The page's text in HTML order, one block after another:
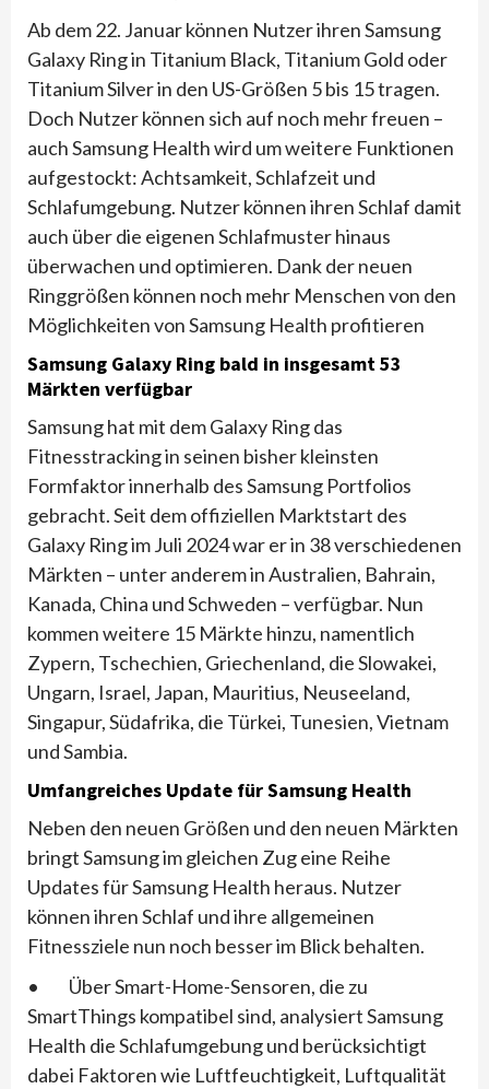
Ab dem 22. Januar können Nutzer ihren Samsung
Galaxy Ring in Titanium Black, Titanium Gold oder
Titanium Silver in den US-Größen 5 bis 15 tragen.
Doch Nutzer können sich auf noch mehr freuen –
auch Samsung Health wird um weitere Funktionen
aufgestockt: Achtsamkeit, Schlafzeit und
Schlafumgebung. Nutzer können ihren Schlaf damit
auch über die eigenen Schlafmuster hinaus
überwachen und optimieren. Dank der neuen
Ringgrößen können noch mehr Menschen von den
Möglichkeiten von Samsung Health profitieren
Samsung Galaxy Ring bald in insgesamt 53
Märkten verfügbar
Samsung hat mit dem Galaxy Ring das
Fitnesstracking in seinen bisher kleinsten
Formfaktor innerhalb des Samsung Portfolios
gebracht. Seit dem offiziellen Marktstart des
Galaxy Ring im Juli 2024 war er in 38 verschiedenen
Märkten – unter anderem in Australien, Bahrain,
Kanada, China und Schweden – verfügbar. Nun
kommen weitere 15 Märkte hinzu, namentlich
Zypern, Tschechien, Griechenland, die Slowakei,
Ungarn, Israel, Japan, Mauritius, Neuseeland,
Singapur, Südafrika, die Türkei, Tunesien, Vietnam
und Sambia.
Umfangreiches Update für Samsung Health
Neben den neuen Größen und den neuen Märkten
bringt Samsung im gleichen Zug eine Reihe
Updates für Samsung Health heraus. Nutzer
können ihren Schlaf und ihre allgemeinen
Fitnessziele nun noch besser im Blick behalten.
• Über Smart-Home-Sensoren, die zu
SmartThings kompatibel sind, analysiert Samsung
Health die Schlafumgebung und berücksichtigt
dabei Faktoren wie Luftfeuchtigkeit, Luftqualität